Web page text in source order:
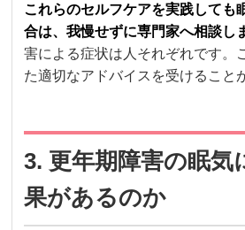
これらのセルフケアを実践しても
合は、我慢せずに専門家へ相談し
害による症状は人それぞれです。
た適切なアドバイスを受けること
3. 更年期障害の眠気
果があるのか